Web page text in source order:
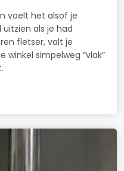
voelt het alsof je
als je had
fletser, valt je
simpelweg “vlak”